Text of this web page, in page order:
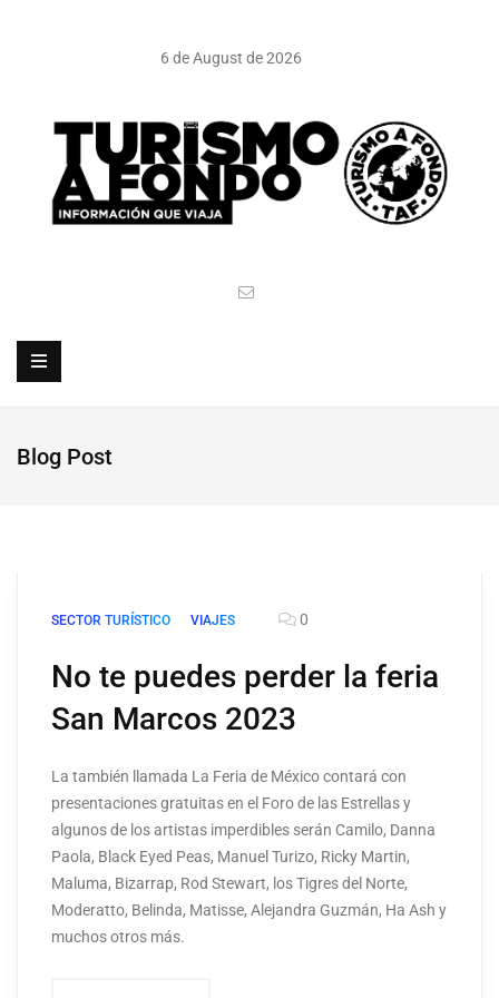
6 de August de 2026
Blog Post
SECTOR TURÍSTICO VIAJES 0
No te puedes perder la feria
San Marcos 2023
La también llamada La Feria de México contará con
presentaciones gratuitas en el Foro de las Estrellas y
algunos de los artistas imperdibles serán Camilo, Danna
Paola, Black Eyed Peas, Manuel Turizo, Ricky Martin,
Maluma, Bizarrap, Rod Stewart, los Tigres del Norte,
Moderatto, Belinda, Matisse, Alejandra Guzmán, Ha Ash y
muchos otros más.